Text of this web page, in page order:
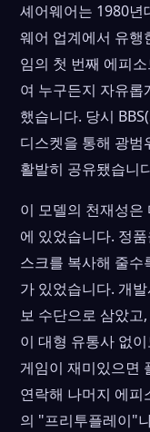
셰어웨어는 1980년
웨어 업계에서 유행
임의 첫 번째 에피
여 누구든지 자유롭
했습니다. 당시
디스켓을 통해 광범
활발히 공유됐습니
이 모델의 천재성은
에 있었습니다. 정
스크를 복사해 줄
가 있었습니다. 개
보 수단으로 삼았고
이 대형 유통사 없
게임이 재미있으면
연락해 나머지 에
의 "프리투플레이"